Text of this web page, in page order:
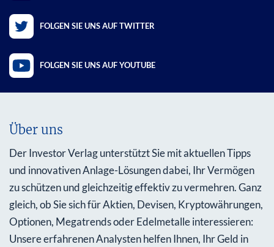
FOLGEN SIE UNS AUF TWITTER
FOLGEN SIE UNS AUF YOUTUBE
Über uns
Der Investor Verlag unterstützt Sie mit aktuellen Tipps
und innovativen Anlage-Lösungen dabei, Ihr Vermögen
zu schützen und gleichzeitig effektiv zu vermehren. Ganz
gleich, ob Sie sich für Aktien, Devisen, Kryptowährungen,
Optionen, Megatrends oder Edelmetalle interessieren:
Unsere erfahrenen Analysten helfen Ihnen, Ihr Geld in